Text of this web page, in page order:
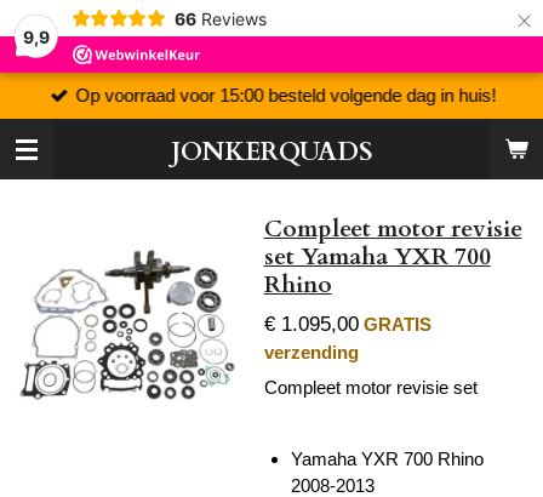
9,9
66 Reviews ×
JONKERQUADS
Op voorraad voor 15:00 besteld volgende dag in huis!
Compleet motor revisie
set Yamaha YXR 700
Rhino
€ 1.095,00 GRATIS
verzending
Compleet motor revisie set
Yamaha YXR 700 Rhino
2008-2013